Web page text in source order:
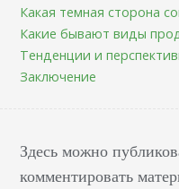
Какая темная сторона
Какие бывают виды
Тенденции и
Заключение
Здесь можно
комментировать